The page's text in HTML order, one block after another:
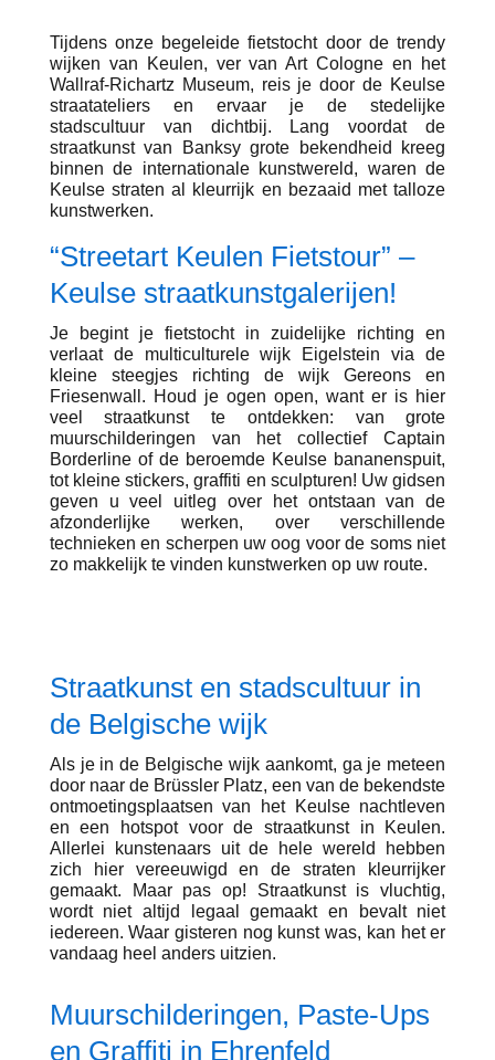
Tijdens onze begeleide fietstocht door de trendy
wijken van Keulen, ver van Art Cologne en het
Wallraf-Richartz Museum, reis je door de Keulse
straatateliers en ervaar je de stedelijke
stadscultuur van dichtbij. Lang voordat de
straatkunst van Banksy grote bekendheid kreeg
binnen de internationale kunstwereld, waren de
Keulse straten al kleurrijk en bezaaid met talloze
kunstwerken.
“Streetart Keulen Fietstour” –
Keulse straatkunstgalerijen!
Je begint je fietstocht in zuidelijke richting en
verlaat de multiculturele wijk Eigelstein via de
kleine steegjes richting de wijk Gereons en
Friesenwall. Houd je ogen open, want er is hier
veel straatkunst te ontdekken: van grote
muurschilderingen van het collectief Captain
Borderline of de beroemde Keulse bananenspuit,
tot kleine stickers, graffiti en sculpturen! Uw gidsen
geven u veel uitleg over het ontstaan van de
afzonderlijke werken, over verschillende
technieken en scherpen uw oog voor de soms niet
zo makkelijk te vinden kunstwerken op uw route.
Straatkunst en stadscultuur in
de Belgische wijk
Als je in de Belgische wijk aankomt, ga je meteen
door naar de Brüssler Platz, een van de bekendste
ontmoetingsplaatsen van het Keulse nachtleven
en een hotspot voor de straatkunst in Keulen.
Allerlei kunstenaars uit de hele wereld hebben
zich hier vereeuwigd en de straten kleurrijker
gemaakt. Maar pas op! Straatkunst is vluchtig,
wordt niet altijd legaal gemaakt en bevalt niet
iedereen. Waar gisteren nog kunst was, kan het er
vandaag heel anders uitzien.
Muurschilderingen, Paste-Ups
en Graffiti in Ehrenfeld